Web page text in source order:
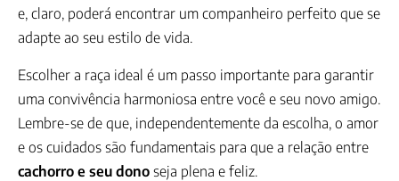
e, claro, poderá encontrar um companheiro perfeito que se
adapte ao seu estilo de vida.
Escolher a raça ideal é um passo importante para garantir
uma convivência harmoniosa entre você e seu novo amigo.
Lembre-se de que, independentemente da escolha, o amor
e os cuidados são fundamentais para que a relação entre
cachorro e seu dono seja plena e feliz.